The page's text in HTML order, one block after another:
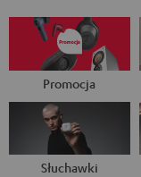
Promocja
Słuchawki